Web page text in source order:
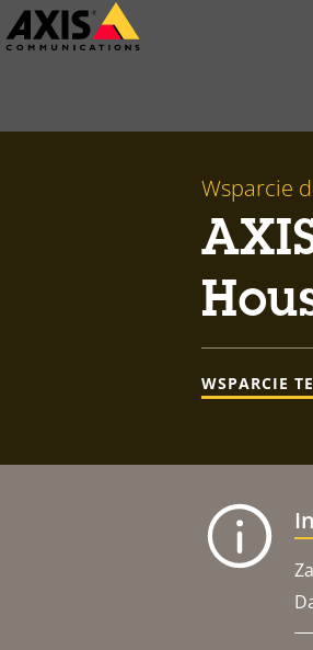
Przejdź
do
Wsparcie
WSPARCIE